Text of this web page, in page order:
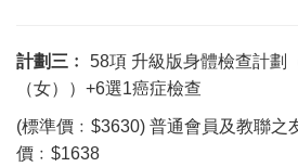
計劃三 ﹕ 58項 升級版身體檢查計劃
（女））+6選1癌症檢查
(標準價﹕$3630) 普通會員及教聯之
價﹕$1638